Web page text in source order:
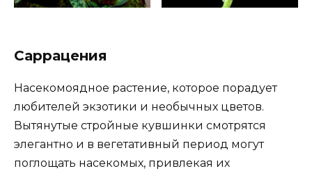
Саррацения
Насекомоядное растение, которое порадует
любителей экзотики и необычных цветов.
Вытянутые стройные кувшинки смотрятся
элегантно и в вегетативный период могут
поглощать насекомых, привлекая их